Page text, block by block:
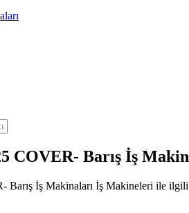
COVER- Barış İş
İş Makinaları İş Makineleri ile ilgili